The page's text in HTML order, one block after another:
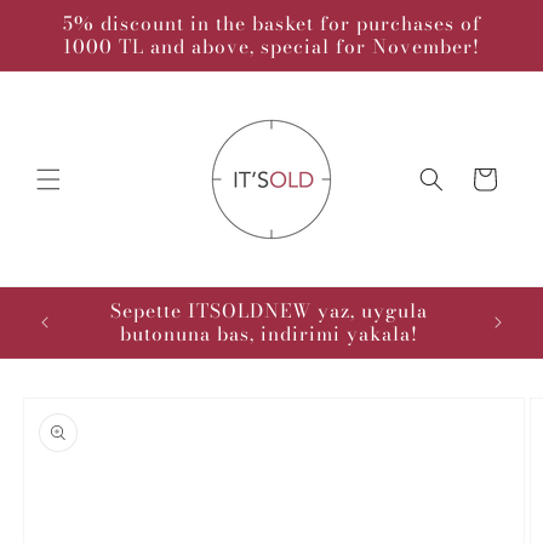
Skip to
content
5% discount in the basket for purchases of
1000 TL and above, special for November!
Cart
: Sepette ITSOLDNEW yaz, uygula
butonuna bas, indirimi yakala!
information